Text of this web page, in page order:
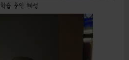
학습 중인 혜성